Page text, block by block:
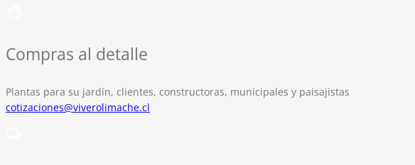
Compras al detalle
Plantas para su jardín, clientes, constructoras, municipales y paisajistas
cotizaciones@viverolimache.cl